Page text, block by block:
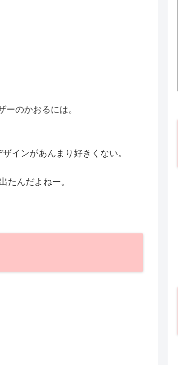
のかおるには。
インがあんまり好きくない。
たんだよねー。